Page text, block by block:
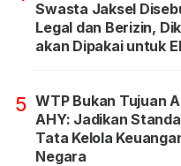
Swasta Jaksel
Legal dan Berizin,
akan Dipakai untuk
5 WTP Bukan Tujuan
AHY: Jadikan
Tata Kelola
Negara